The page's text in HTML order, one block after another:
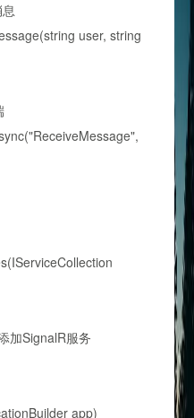
user, string
加SignalR服务
app)